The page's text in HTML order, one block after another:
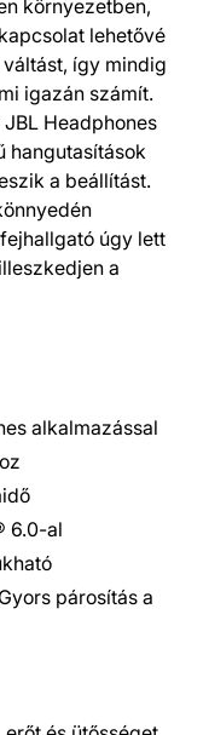
környezetben,
lehetővé
így mindig
igazán számít.
Headphones
hangutasítások
a beállítást.
úgy lett
a
alkalmazással
6.0-al
párosítás a